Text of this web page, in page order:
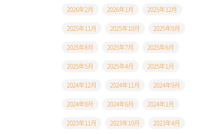
2026年2月 2026年1月 2025年12月
2025年11月 2025年10月 2025年9月
2025年8月 2025年7月 2025年6月
2025年5月 2025年4月 2025年1月
2024年12月 2024年11月 2024年9月
2024年8月 2024年6月 2024年1月
2023年11月 2023年10月 2023年4月